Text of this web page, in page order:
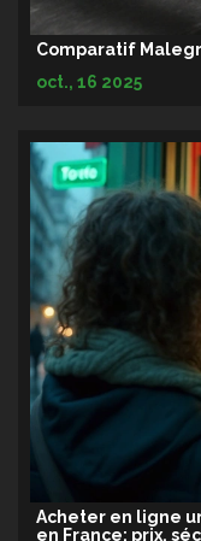
Comparatif
oct., 16 2025
Acheter en ligne
en France: prix,